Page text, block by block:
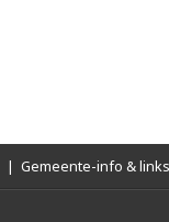
| Gemeente-info & links